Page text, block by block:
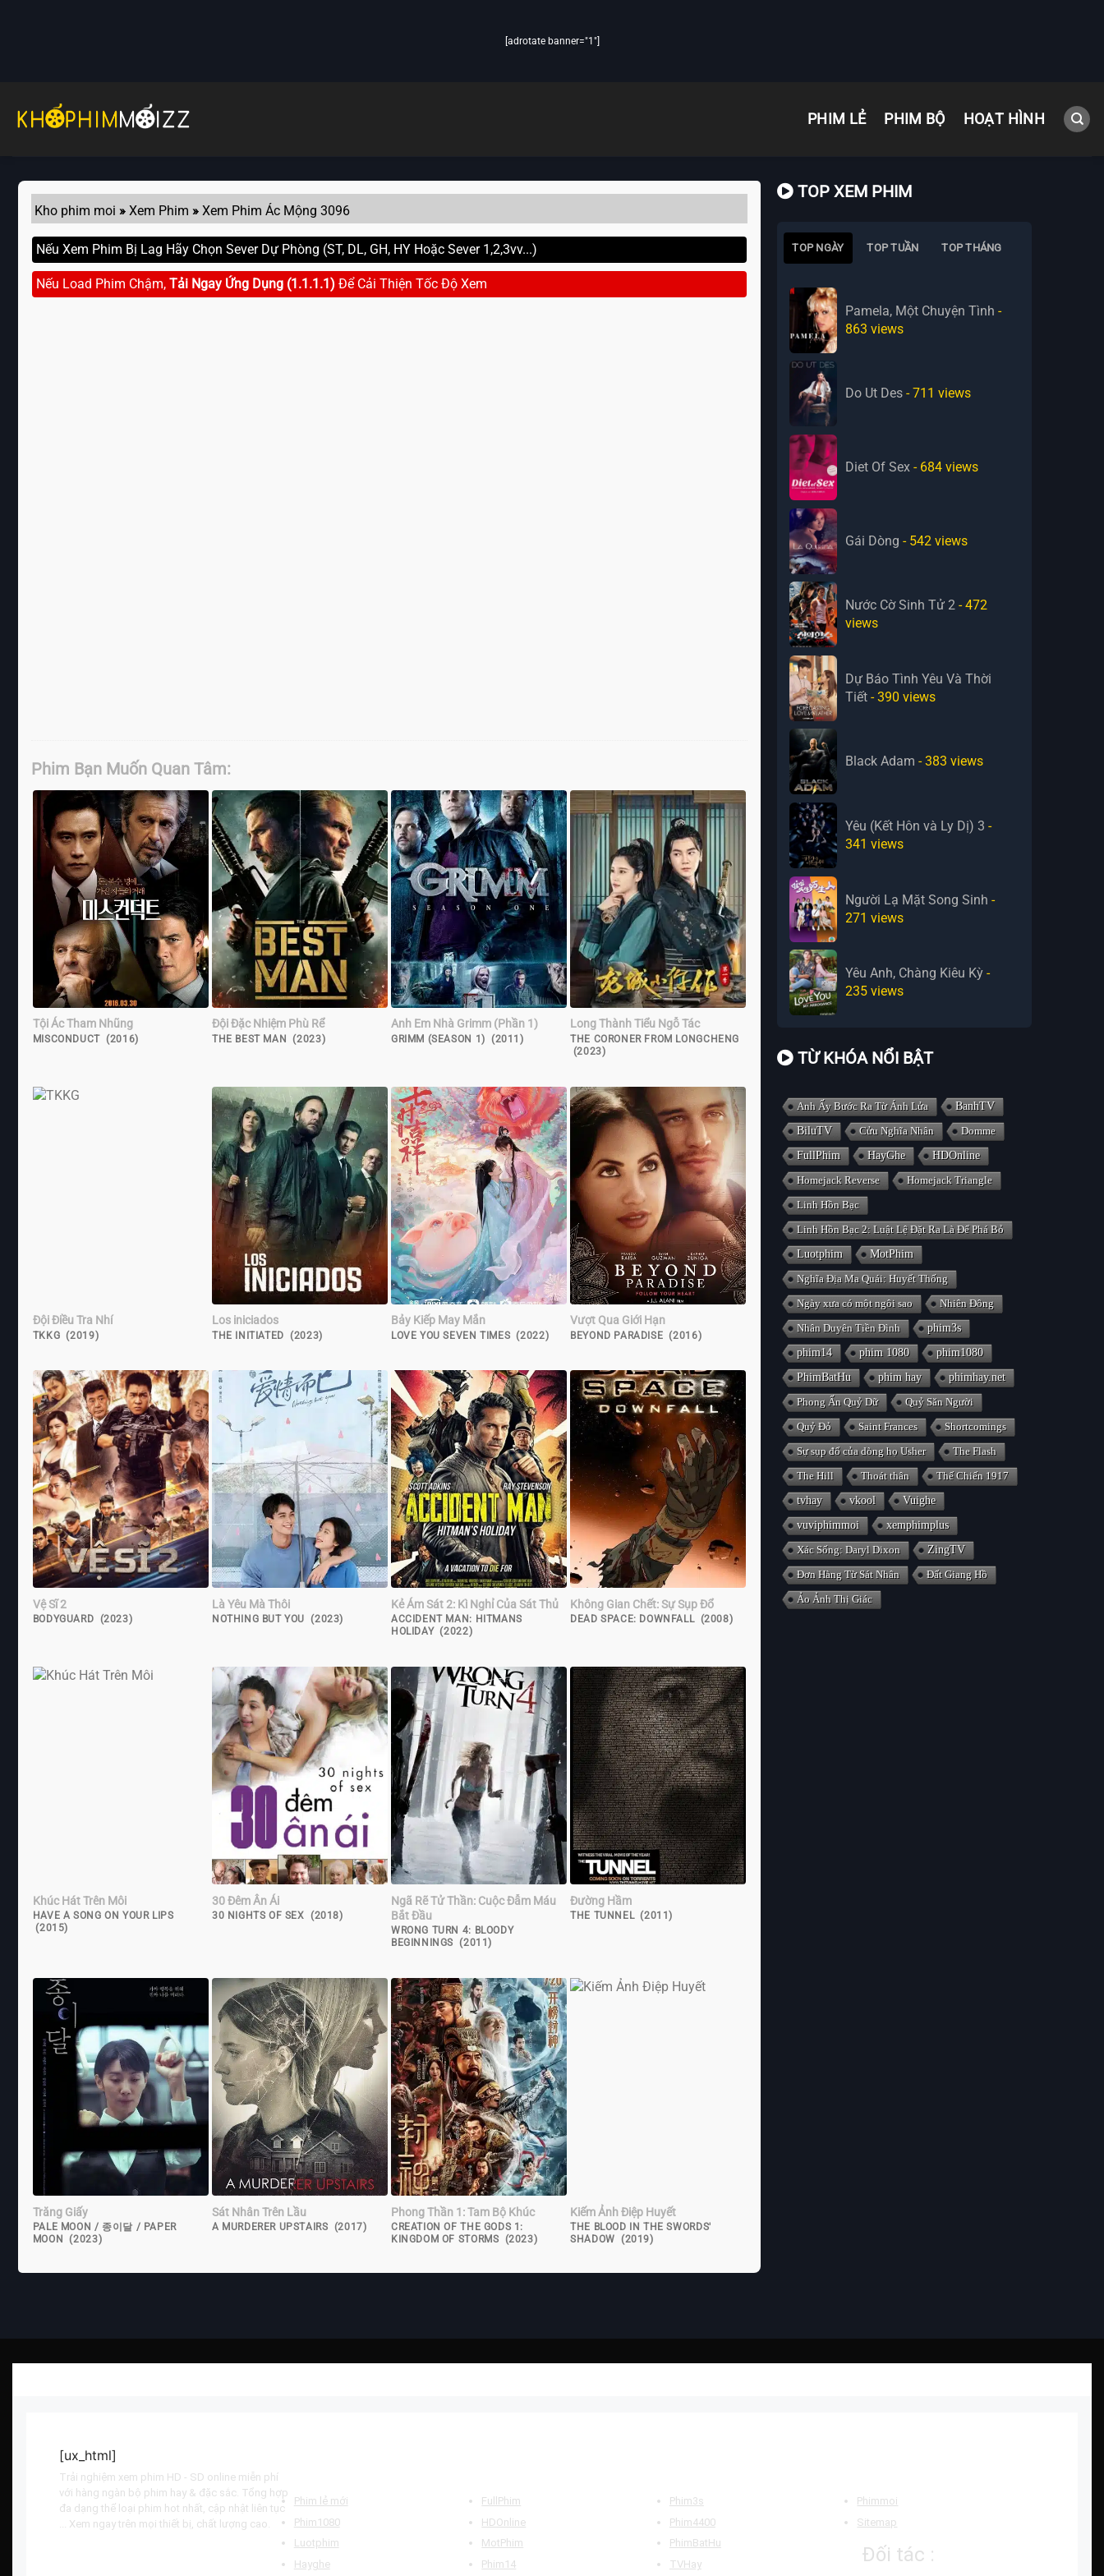
[adrotate banner="1"]
PHIM LẺ PHIM BỘ HOẠT HÌNH
Kho phim moi » Xem Phim » Xem Phim Ác Mộng 3096
Nếu Xem Phim Bị Lag Hãy Chọn Sever Dự Phòng (ST, DL, GH, HY Hoặc Sever 1,2,3vv...)
Nếu Load Phim Chậm, Tải Ngay Ứng Dụng (1.1.1.1) Để Cải Thiện Tốc Độ Xem
Phim Bạn Muốn Quan Tâm:
Tội Ác Tham Nhũng
MISCONDUCT (2016)
Đội Đặc Nhiệm Phù Rể
THE BEST MAN (2023)
Anh Em Nhà Grimm (Phần 1)
GRIMM (SEASON 1) (2011)
Long Thành Tiểu Ngỗ Tác
THE CORONER FROM LONGCHENG
(2023)
Đội Điều Tra Nhí
TKKG (2019)
Los iniciados
THE INITIATED (2023)
Bảy Kiếp May Mắn
LOVE YOU SEVEN TIMES (2022)
Vượt Qua Giới Hạn
BEYOND PARADISE (2016)
Vệ Sĩ 2
BODYGUARD (2023)
Là Yêu Mà Thôi
NOTHING BUT YOU (2023)
Kẻ Ám Sát 2: Kì Nghỉ Của Sát Thủ
ACCIDENT MAN: HITMANS
HOLIDAY (2022)
Không Gian Chết: Sự Sụp Đổ
DEAD SPACE: DOWNFALL (2008)
Khúc Hát Trên Môi
HAVE A SONG ON YOUR LIPS
(2015)
30 Đêm Ân Ái
30 NIGHTS OF SEX (2018)
Ngã Rẽ Tử Thần: Cuộc Đẫm Máu
Bắt Đầu
WRONG TURN 4: BLOODY
BEGINNINGS (2011)
Đường Hầm
THE TUNNEL (2011)
Trăng Giấy
PALE MOON / 종이달 / PAPER
MOON (2023)
Sát Nhân Trên Lầu
A MURDERER UPSTAIRS (2017)
Phong Thần 1: Tam Bộ Khúc
CREATION OF THE GODS 1:
KINGDOM OF STORMS (2023)
Kiếm Ảnh Điệp Huyết
THE BLOOD IN THE SWORDS'
SHADOW (2019)
TOP XEM PHIM
TOP NGÀY TOP TUẦN TOP THÁNG
Pamela, Một Chuyện Tình -
863 views
Do Ut Des - 711 views
Diet Of Sex - 684 views
Gái Dòng - 542 views
Nước Cờ Sinh Tử 2 - 472
views
Dự Báo Tình Yêu Và Thời
Tiết - 390 views
Black Adam - 383 views
Yêu (Kết Hôn và Ly Dị) 3 -
341 views
Người Lạ Mặt Song Sinh -
271 views
Yêu Anh, Chàng Kiêu Kỳ -
235 views
TỪ KHÓA NỔI BẬT
Anh Ấy Bước Ra Từ Ánh Lửa
BanhTV
BiluTV
Cửu Nghĩa Nhân
Domme
FullPhim
HayGhe
HDOnline
Homejack Reverse
Homejack Triangle
Linh Hồn Bạc
Linh Hồn Bạc 2: Luật Lệ Đặt Ra Là Để Phá Bỏ
Luotphim
MotPhim
Nghĩa Địa Ma Quái: Huyết Thống
Ngày xưa có một ngôi sao
Nhiên Đông
Nhân Duyên Tiền Đình
phim3s
phim14
phim 1080
phim1080
PhimBatHu
phim hay
phimhay.net
Phong Ấn Quỷ Dữ
Quỷ Săn Người
Quỷ Đỏ
Saint Frances
Shortcomings
Sự sụp đổ của dòng họ Usher
The Flash
The Hill
Thoát thân
Thế Chiến 1917
tvhay
vkool
Vuighe
vuviphimmoi
xemphimplus
Xác Sống: Daryl Dixon
ZingTV
Đơn Hàng Từ Sát Nhân
Đất Giang Hồ
Ảo Ảnh Thị Giác